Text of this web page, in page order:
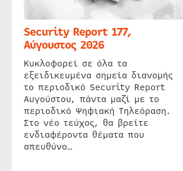
Security Report 177,
Αύγουστος 2026
Κυκλοφορεί σε όλα τα
εξειδικευμένα σημεία διανομής
το περιοδικό Security Report
Αυγούστου, πάντα μαζί με το
περιοδικό Ψηφιακή Τηλεόραση.
Στο νέο τεύχος, θα βρείτε
ενδιαφέροντα θέματα που
απευθύνο…